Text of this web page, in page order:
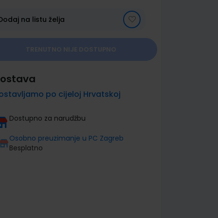
na listu želja
po cijeloj Hrvatskoj
Dostupno za narudžbu
Osobno preuzimanje u PC Zagreb
Besplatno